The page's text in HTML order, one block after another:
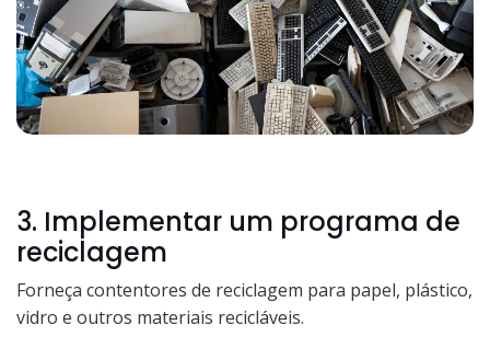
3. Implementar um programa de
reciclagem
Forneça contentores de reciclagem para papel, plástico,
vidro e outros materiais recicláveis.